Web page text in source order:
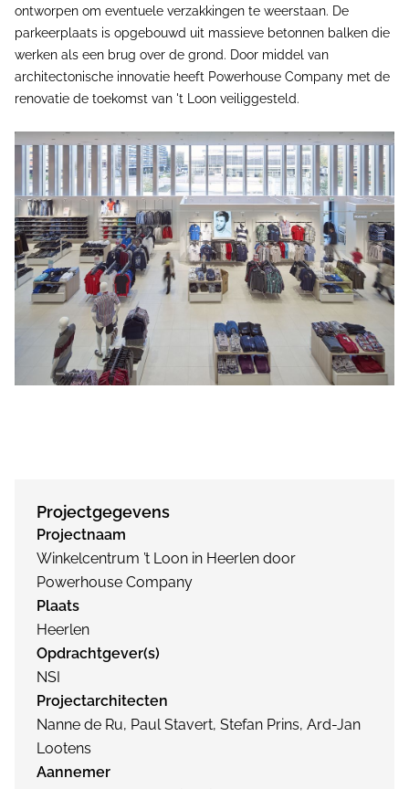
ontworpen om eventuele verzakkingen te weerstaan. De
parkeerplaats is opgebouwd uit massieve betonnen balken die
werken als een brug over de grond. Door middel van
architectonische innovatie heeft Powerhouse Company met de
renovatie de toekomst van 't Loon veiliggesteld.
Projectgegevens
Projectnaam
Winkelcentrum ’t Loon in Heerlen door
Powerhouse Company
Plaats
Heerlen
Opdrachtgever(s)
NSI
Projectarchitecten
Nanne de Ru, Paul Stavert, Stefan Prins, Ard-Jan
Lootens
Aannemer